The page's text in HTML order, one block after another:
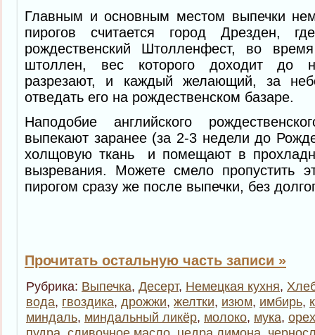
Главным и основным местом выпечки
пирогов считается город Дрезден,
рождественский Штолленфест, во время
штоллен, вес которого доходит до
разрезают, и каждый желающий, за
отведать его на рождественском базаре.
Наподобие английского
выпекают заранее (за 2-3 недели до
холщовую ткань и помещают в
вызревания. Можете смело пропустить
пирогом сразу же после выпечки, без
Прочитать остальную часть записи »
Рубрика: Выпечка, Десерт, Немецкая кухня,
вода, гвоздика, дрожжи, желтки, изюм, имбирь,
миндаль, миндальный ликёр, молоко, мука,